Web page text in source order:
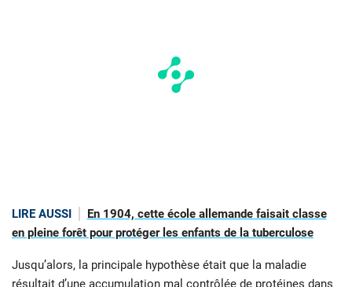
LIRE AUSSI
En 1904, cette école allemande faisait classe
en pleine forêt pour protéger les enfants de la tuberculose
Jusqu’alors, la principale hypothèse était que la maladie
résultait d’une accumulation mal contrôlée de protéines dans